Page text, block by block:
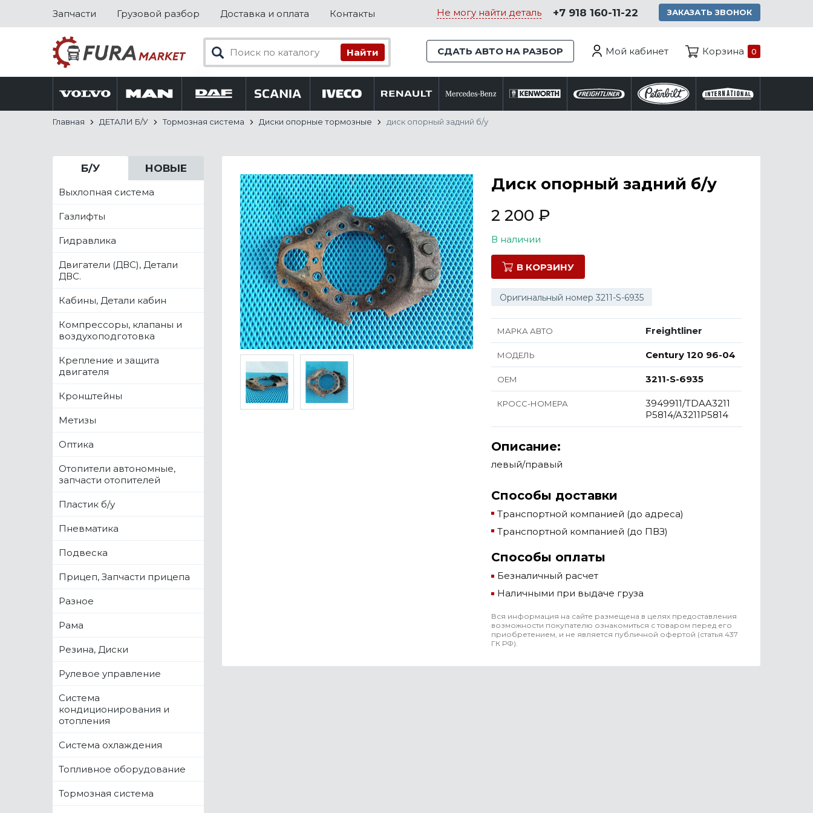
Запчасти Грузовой разбор Доставка и оплата Контакты Не могу найти деталь +7 918 160-11-22 ЗАКАЗАТЬ ЗВОНОК
СДАТЬ АВТО НА РАЗБОР Мой кабинет Корзина 0
Главная ДЕТАЛИ Б/У Тормозная система Диски опорные тормозные диск опорный задний б/у
Б/У НОВЫЕ
Выхлопная система
Газлифты
Гидравлика
Двигатели (ДВС), Детали
ДВС.
Кабины, Детали кабин
Компрессоры, клапаны и
воздухоподготовка
Крепление и защита
двигателя
Кронштейны
Метизы
Оптика
Отопители автономные,
запчасти отопителей
Пластик б/у
Пневматика
Подвеска
Прицеп, Запчасти прицепа
Разное
Рама
Резина, Диски
Рулевое управление
Система
кондиционирования и
отопления
Система охлаждения
Топливное оборудование
Тормозная система
Диск опорный задний б/у
2 200 ₽
В наличии
В КОРЗИНУ
Оригинальный номер 3211-S-6935
МАРКА АВТО Freightliner
МОДЕЛЬ Century 120 96-04
ОЕМ 3211-S-6935
КРОСС-НОМЕРА
3949911/TDAA3211
P5814/A3211P5814
Описание:
левый/правый
Способы доставки
Транспортной компанией (до адреса)
Транспортной компанией (до ПВЗ)
Способы оплаты
Безналичный расчет
Наличными при выдаче груза
Вся информация на сайте размещена в целях предоставления
возможности покупателю ознакомиться с товаром перед его
приобретением, и не является публичной офертой (статья 437
ГК РФ).